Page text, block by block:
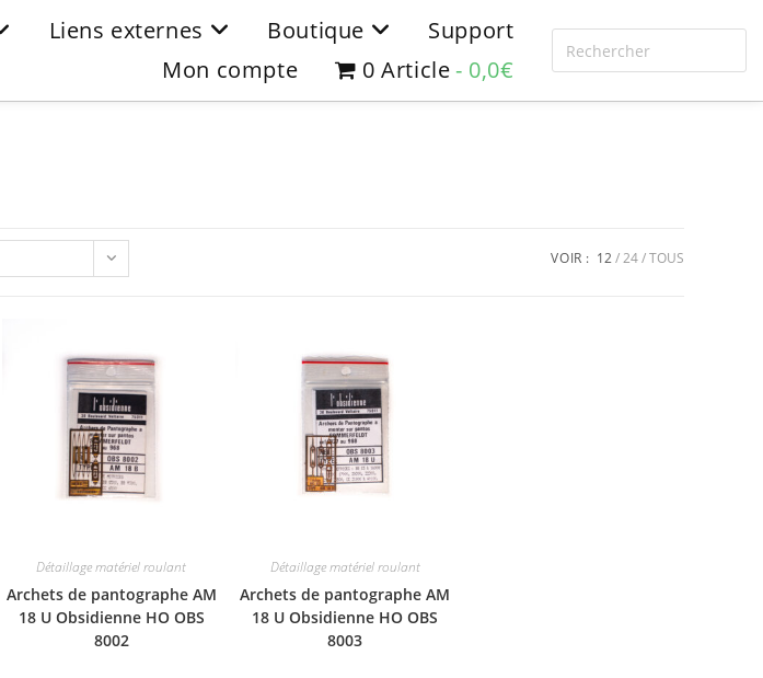
Liens externes Boutique
Support
Mon compte
0 Article 0,0€
VOIR : 12 24 TOUS
Détaillage matériel roulant
Archets de pantographe AM
18 U Obsidienne HO OBS
8002
Détaillage matériel roulant
Archets de pantographe AM
18 U Obsidienne HO OBS
8003